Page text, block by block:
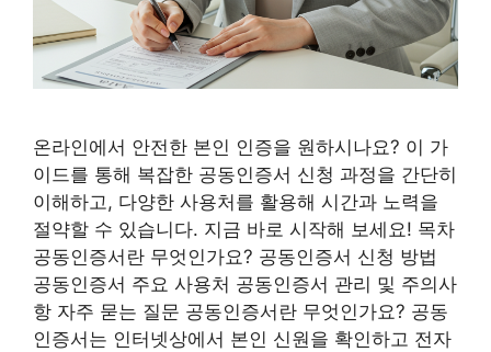
온라인에서 안전한 본인 인증을 원하시나요? 이 가
이드를 통해 복잡한 공동인증서 신청 과정을 간단히
이해하고, 다양한 사용처를 활용해 시간과 노력을
절약할 수 있습니다. 지금 바로 시작해 보세요! 목차
공동인증서란 무엇인가요? 공동인증서 신청 방법
공동인증서 주요 사용처 공동인증서 관리 및 주의사
항 자주 묻는 질문 공동인증서란 무엇인가요? 공동
인증서는 인터넷상에서 본인 신원을 확인하고 전자